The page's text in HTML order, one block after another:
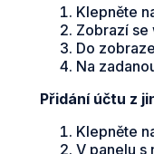
Klepněte
Zobrazí se
Do
Na
Přidání účtu z
Klepněte
V panelu s